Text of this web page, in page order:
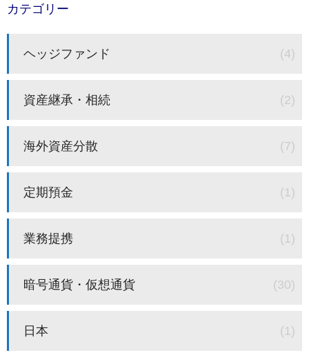
カテゴリー
ヘッジファンド (4)
資産継承・相続 (2)
海外資産分散 (7)
定期預金 (1)
業務提携 (1)
暗号通貨・仮想通貨 (30)
日本 (1)